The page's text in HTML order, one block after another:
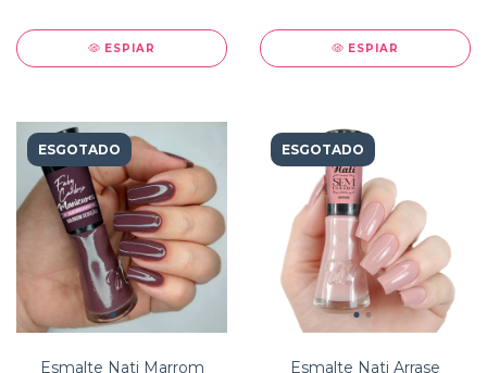
ESPIAR ESPIAR
ESGOTADO
Esmalte Nati Marrom
ESGOTADO
Esmalte Nati Arrase